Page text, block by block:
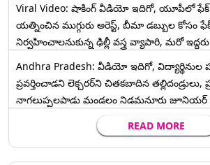
Viral Video: షాకింగ్ వీడియో ఇదిగో, యూపీలో ఫేక్
యత్నించిన ముగ్గురు అరెస్ట్, బీమా డబ్బుల కోసం
నిర్వహించాలనుకున్న ఢిల్లీ వస్త్ర వ్యాపారి, మరో ఇద్దరు
Andhra Pradesh: వీడియో ఇదిగో, విద్యార్థినుల
ప్రవర్తించాడని లెక్చ‌ర‌ర్‌ని చిత‌క‌బాదిన త‌ల్లిదండ్రులు,
నాగలుప్పలపాడు మండలం నిడమనూరు
READ MORE